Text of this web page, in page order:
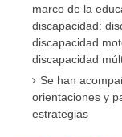
marco de la
discapacidad:
discapacidad
discapacidad
Se han
orientaciones y
estrategias